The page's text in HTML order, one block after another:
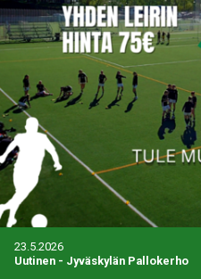
23.5.2026
Uutinen - Jyväskylän Pallokerho